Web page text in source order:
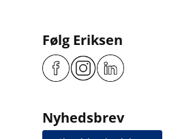
Følg Eriksen
Nyhedsbrev